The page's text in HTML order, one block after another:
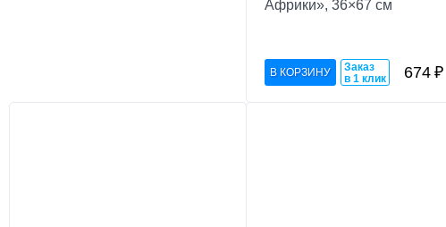
Африки», 36×67 см
Заказ
в 1 клик
674₽